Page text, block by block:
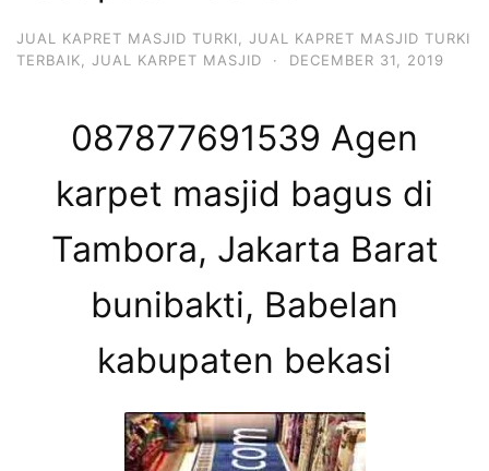
JUAL KAPRET MASJID TURKI
JUAL KAPRET MASJID TURKI
TERBAIK
JUAL KARPET MASJID · DECEMBER 31, 2019
087877691539 Agen
karpet masjid bagus di
Tambora, Jakarta Barat
bunibakti, Babelan
kabupaten bekasi